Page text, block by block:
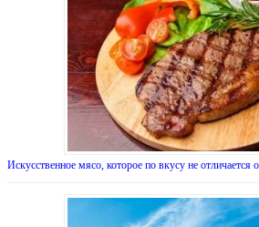
Искусственное мясо, которое по вкусу не отличается